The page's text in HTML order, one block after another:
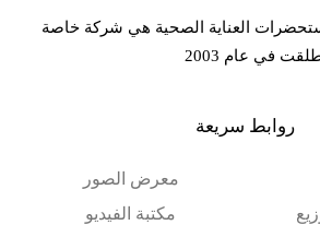
العناية الصحية هي شركة خاصة
في عام 2003
روابط سريعة
معرض الصور
مكتبة الفيديو